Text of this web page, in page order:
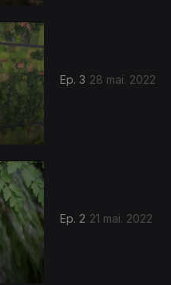
Ep. 3 28 mai. 2022
Ep. 2 21 mai. 2022